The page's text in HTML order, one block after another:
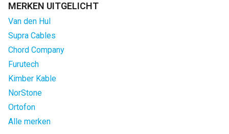
MERKEN UITGELICHT
Van den Hul
Supra Cables
Chord Company
Furutech
Kimber Kable
NorStone
Ortofon
Alle merken